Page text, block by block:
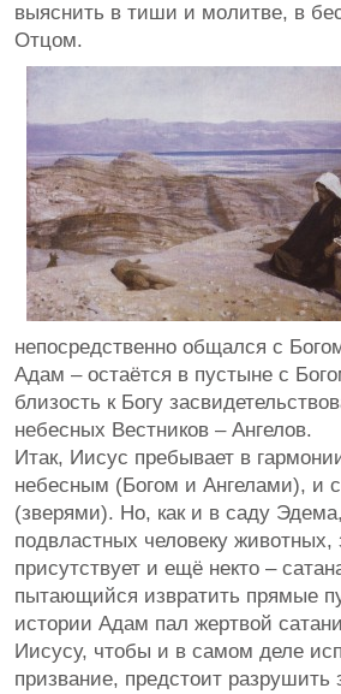
выяснить в тиши и молитве, в
Отцом.
непосредственно общался с
Адам – остаётся в пустыне с
близость к Богу
небесных Вестников – Ангелов.
Итак, Иисус пребывает в
небесным (Богом и Ангелами), и
(зверями). Но, как и в саду
подвластных человеку животных,
присутствует и ещё некто –
пытающийся извратить прямые
истории Адам пал жертвой
Иисусу, чтобы и в самом деле
призвание, предстоит